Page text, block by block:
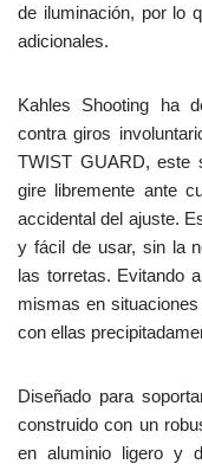
de iluminación, por lo
adicionales.
Kahles Shooting ha
contra giros
TWIST GUARD, este
gire libremente ante
accidental del ajuste.
y fácil de usar, sin la
las torretas. Evitando
mismas en
con ellas
Diseñado para
construido con un
en aluminio ligero y